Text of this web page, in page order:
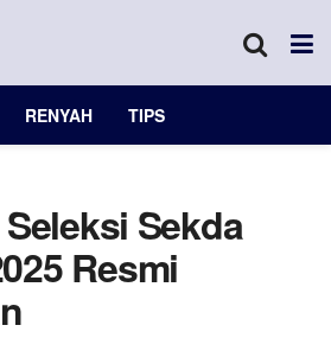
RENYAH TIPS
Sekda
Resmi